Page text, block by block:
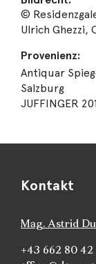
©
Ulrich Ghezzi,
Provenienz:
Antiquar
Salzburg
JUFFINGER
Kontakt
Mag. Astrid
+43 662 80 42